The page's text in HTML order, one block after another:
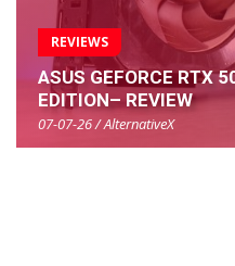
REVIEWS
ASUS GEFORCE RTX
EDITION– REVIEW
07-07-26 / AlternativeX